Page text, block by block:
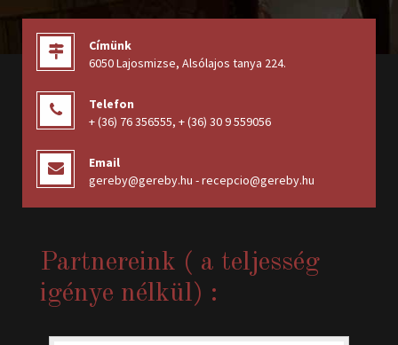
Címünk
6050 Lajosmizse, Alsólajos tanya 224.
Telefon
+ (36) 76 356555, + (36) 30 9 559056
Email
gereby@gereby.hu - recepcio@gereby.hu
Partnereink ( a teljesség
igénye nélkül) :